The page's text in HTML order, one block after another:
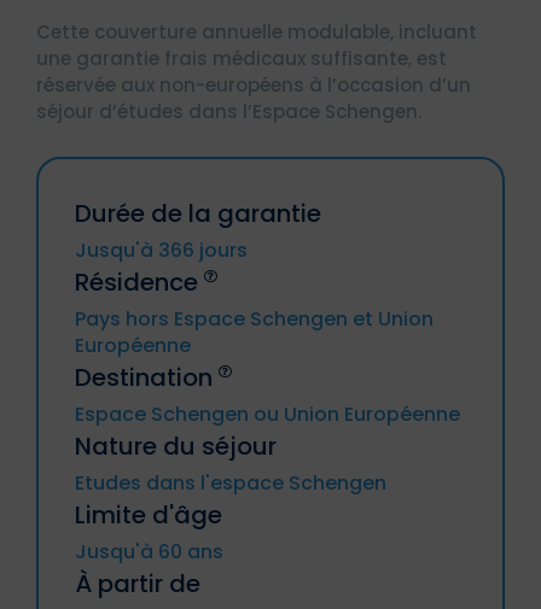
Cette couverture annuelle modulable, incluant
une garantie frais médicaux suffisante, est
réservée aux non-européens à l’occasion d’un
séjour d’études dans l’Espace Schengen.
Durée de la garantie
Jusqu'à 366 jours
Résidence
Pays hors Espace Schengen et Union
Européenne
Destination
Allemagne, Autriche, Belgique, Bulgarie,
Chypre, Croatie, Danemark, Espagne,
Estonie, Finlande, France métropolitaine
(y compris DROM et CTOM), Grèce,
Hongrie, Irande, Italie, Lettonie, Lituanie,
Luxembourg, Malte, Pays-Bas, Pologne,
Portugal, République tchèque,
Roumanie, Slovaquie, Slovénie, Suède.
Espace Schengen ou Union Européenne
Nature du séjour
Etudes dans l'espace Schengen
Limite d'âge
Jusqu'à 60 ans
À partir de